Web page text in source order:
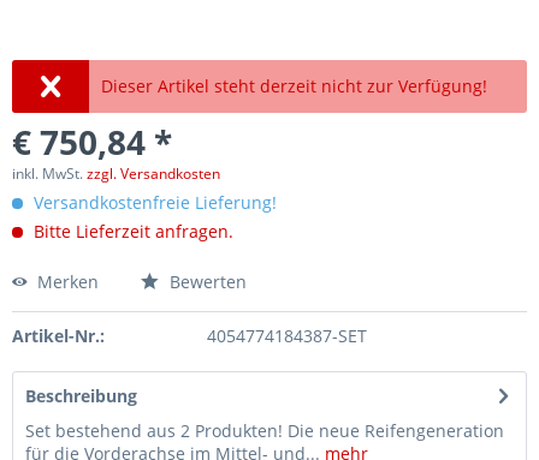
Dieser Artikel steht derzeit nicht zur Verfügung!
€ 750,84 *
inkl. MwSt.zzgl. Versandkosten
Versandkostenfreie Lieferung!
Bitte Lieferzeit anfragen.
Merken Bewerten
Artikel-Nr.: 4054774184387-SET
Beschreibung
Set bestehend aus 2 Produkten! Die neue Reifengeneration
für die Vorderachse im Mittel- und... mehr